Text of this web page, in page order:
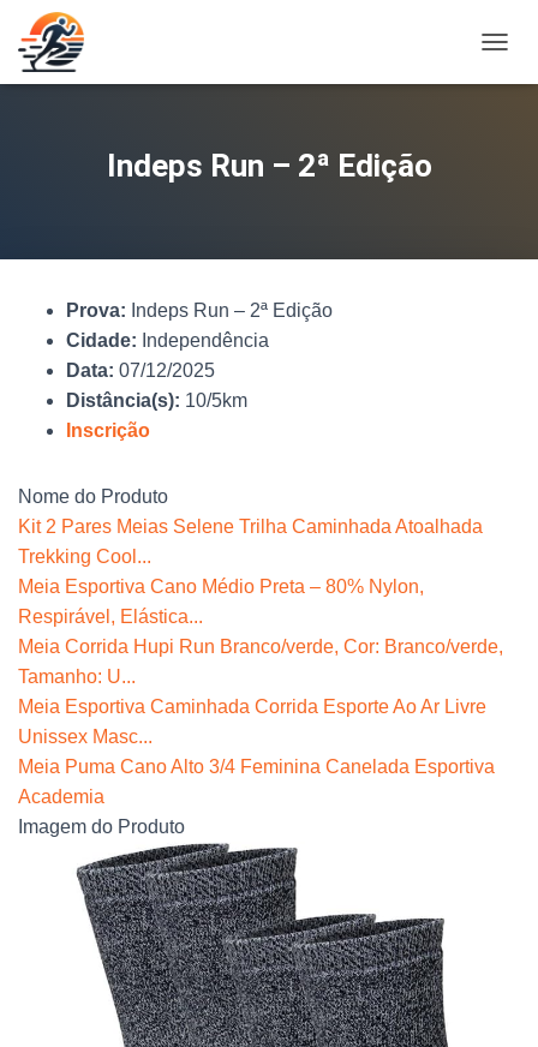
L
Indeps Run – 2ª Edição
Prova: Indeps Run – 2ª Edição
Cidade: Independência
Data: 07/12/2025
Distância(s): 10/5km
Inscrição
Nome do Produto
Kit 2 Pares Meias Selene Trilha Caminhada Atoalhada
Trekking Cool...
Meia Esportiva Cano Médio Preta – 80% Nylon,
Respirável, Elástica...
Meia Corrida Hupi Run Branco/verde, Cor: Branco/verde,
Tamanho: U...
Meia Esportiva Caminhada Corrida Esporte Ao Ar Livre
Unissex Masc...
Meia Puma Cano Alto 3/4 Feminina Canelada Esportiva
Academia
Imagem do Produto